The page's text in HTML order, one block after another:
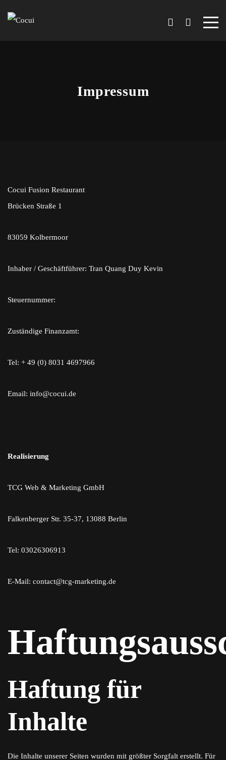
Impressum
Cocui Fusion Restaurant
Brücken Straße 1
83059 Kolbermoor
Inhaber / Geschäftführer: Tran Quang Duy Kevin
Steuernummer:
Zuständige Finanzamt:
Tel: + 49 (0) 8031 4697966
Email: info@cocui.de
Realisierung
TCG Web & Marketing GmbH
Falkenberger Str. 35-37, 13088 Berlin
Tel: 03026306913
E-Mail: contact@tcg-marketing.de
Haftung für
Inhalte
Die Inhalte unserer Seiten wurden mit größter Sorgfalt erstellt. Für